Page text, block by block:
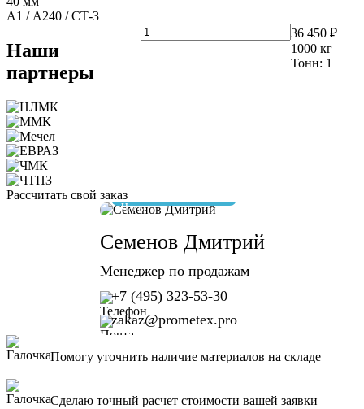
А1 / А240 / СТ-3
36 450 ₽
1000 кг
Тонн: 1
Наши
партнеры
Рассчитать свой заказ
Семенов Дмитрий
Менеджер по продажам
+7 (495) 323-53-30
zakaz@prometex.pro
Помогу уточнить наличие материалов на складе
Сделаю точный расчет стоимости вашей заявки